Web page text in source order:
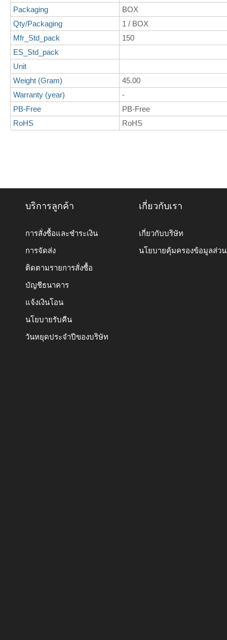
Packaging
BOX
Qty/Packaging
1 / BOX
Mfr_Std_pack
150
ES_Std_pack
Unit
Weight (Gram)
45.00
Warranty (year)
-
PB-Free
PB-Free
RoHS
RoHS
บริการลูกค้า
การสั่งซื้อและชำระเงิน
การจัดส่ง
ติดตามรายการสั่งซื้อ
บัญชีธนาคาร
แจ้งเงินโอน
นโยบายรับคืน
วันหยุดประจำปีของบริษัท
เกี่ยวกับเรา
เกี่ยวกับบริษัท
นโยบายคุ้มครองข้อมูลส่ว